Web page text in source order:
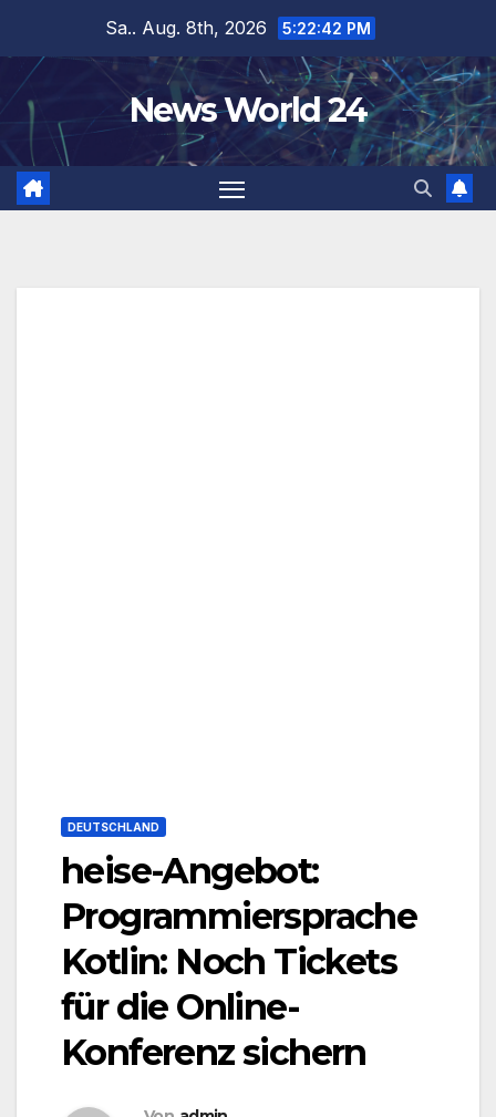
springen
Sa.. Aug. 8th, 2026 5:22:43 PM
News World 24
DEUTSCHLAND
heise-Angebot:
Programmiersprache
Kotlin: Noch Tickets
für die Online-
Konferenz sichern